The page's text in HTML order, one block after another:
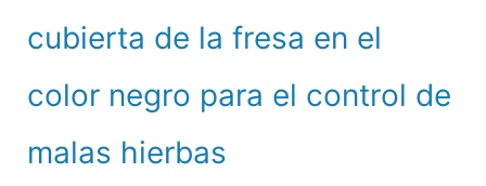
cubierta de la fresa en el
color negro para el control de
malas hierbas